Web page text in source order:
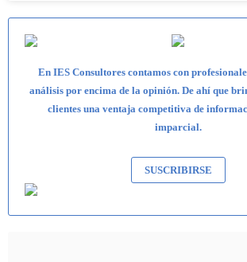
En IES Consultores contamos con
análisis por encima de la opinión. De ahí que
clientes una ventaja competitiva de
imparcial.
SUSCRIBIRSE